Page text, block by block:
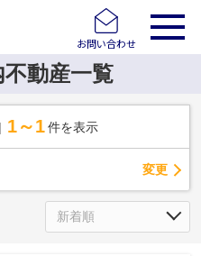
お問い合わせ
動産一覧
1～1 件を表示
変更